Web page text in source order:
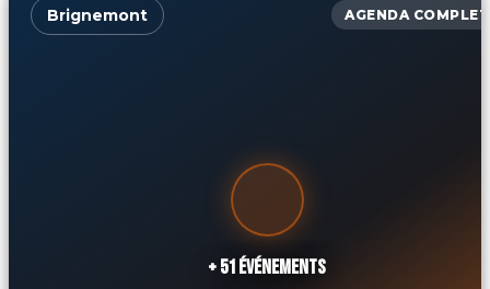
Brignemont AGENDA COMPLET
+ 51 ÉVÉNEMENTS